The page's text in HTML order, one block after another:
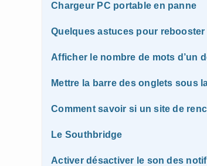
Chargeur PC portable en panne
Quelques astuces pour rebooster
Afficher le nombre de mots d’un
Mettre la barre des onglets sous
Comment savoir si un site de
Le Southbridge
Activer désactiver le son des